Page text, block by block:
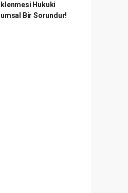
Hukuki
Bir Sorundur!